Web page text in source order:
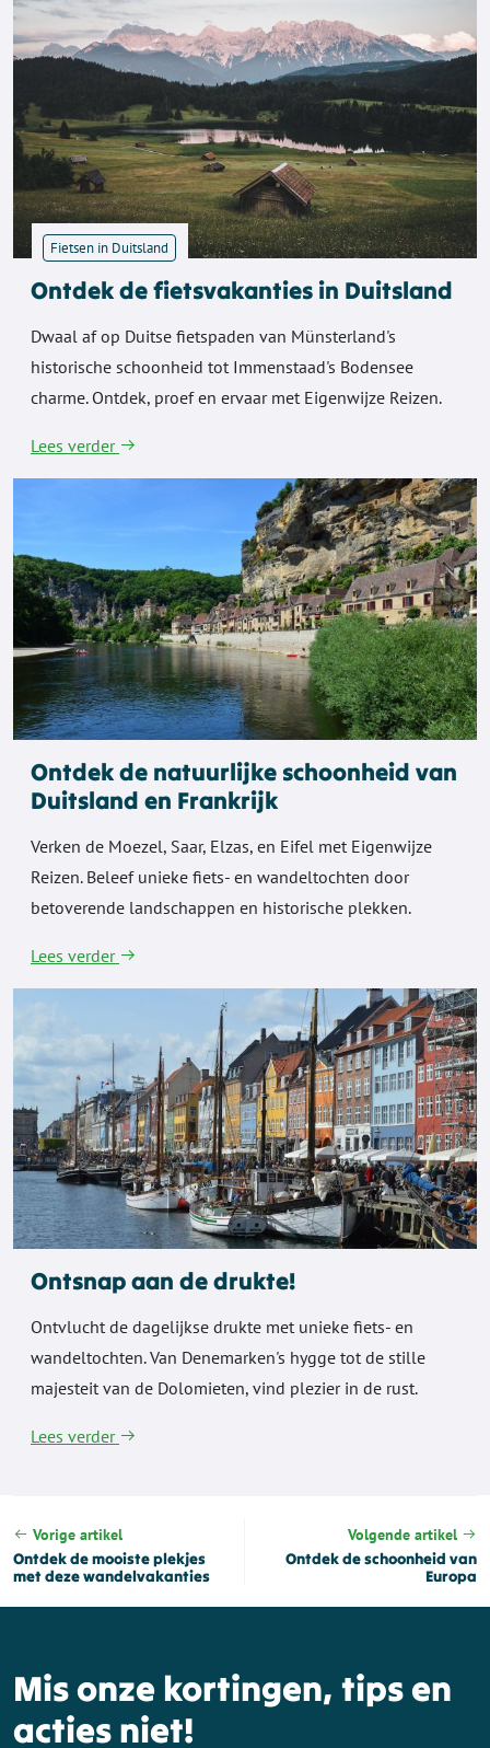
Fietsen in Duitsland
Ontdek de fietsvakanties in Duitsland
Dwaal af op Duitse fietspaden van Münsterland's
historische schoonheid tot Immenstaad's Bodensee
charme. Ontdek, proef en ervaar met Eigenwijze Reizen.
Lees verder
Ontdek de natuurlijke schoonheid van
Duitsland en Frankrijk
Verken de Moezel, Saar, Elzas, en Eifel met Eigenwijze
Reizen. Beleef unieke fiets- en wandeltochten door
betoverende landschappen en historische plekken.
Lees verder
Ontsnap aan de drukte!
Ontvlucht de dagelijkse drukte met unieke fiets- en
wandeltochten. Van Denemarken's hygge tot de stille
majesteit van de Dolomieten, vind plezier in de rust.
Lees verder
Vorige artikel
Ontdek de mooiste plekjes
met deze wandelvakanties
Volgende artikel
Ontdek de schoonheid van
Europa
Mis onze kortingen, tips en
acties niet!